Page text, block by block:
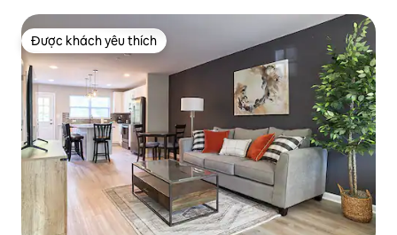
Được khách yêu thích
Được khách yêu thích